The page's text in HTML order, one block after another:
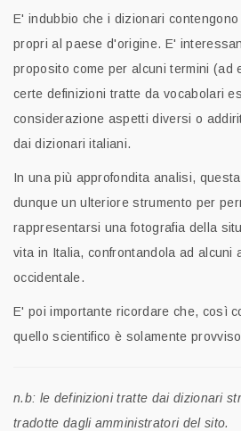
E' indubbio che i dizionari
propri al paese d'origine. E'
proposito come per alcuni termini (ad
certe definizioni tratte da vocabolari
considerazione aspetti diversi o
dai dizionari italiani.
In una più approfondita analisi,
dunque un ulteriore strumento per
rappresentarsi una fotografia della
vita in Italia, confrontandola ad alcuni
occidentale.
E' poi importante ricordare che, così
quello scientifico è solamente
n.b: le definizioni tratte dai dizionari
tradotte dagli amministratori del sito.